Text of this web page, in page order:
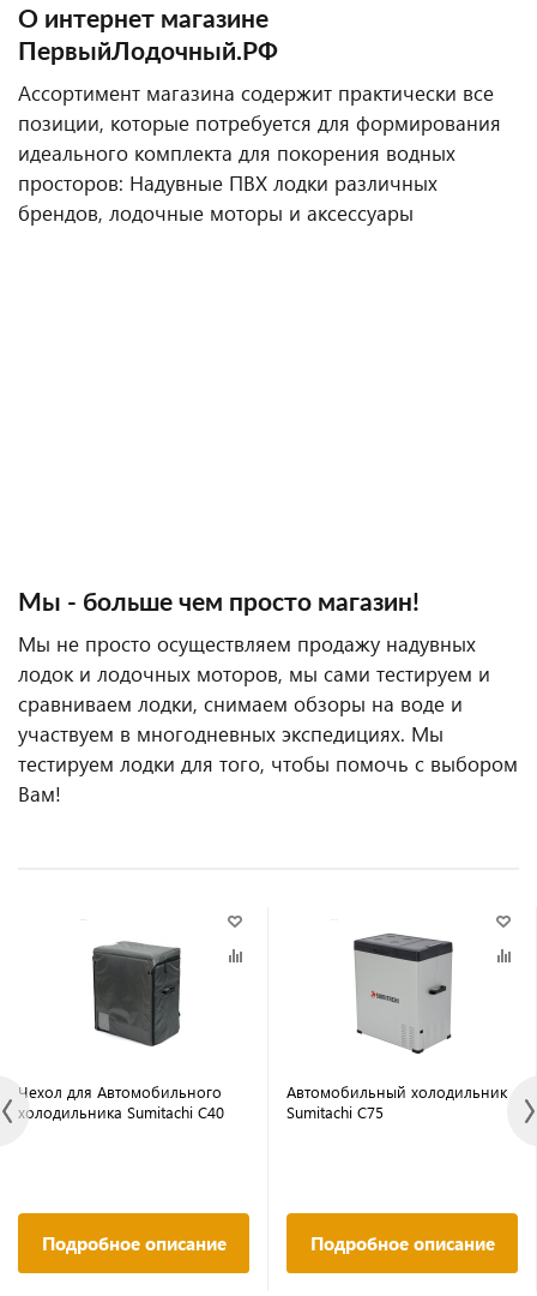
О интернет магазине
ПервыйЛодочный.РФ
Ассортимент магазина содержит практически все
позиции, которые потребуется для формирования
идеального комплекта для покорения водных
просторов: Надувные ПВХ лодки различных
брендов, лодочные моторы и аксессуары
Мы - больше чем просто магазин!
Мы не просто осуществляем продажу надувных
лодок и лодочных моторов, мы сами тестируем и
сравниваем лодки, снимаем обзоры на воде и
участвуем в многодневных экспедициях. Мы
тестируем лодки для того, чтобы помочь с выбором
Вам!
Чехол для Автомобильного
холодильника Sumitachi С40
Подробное описание
Автомобильный холодильник
Sumitachi C75
Подробное описание